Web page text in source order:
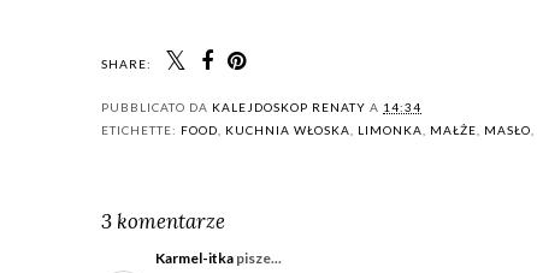
SHARE:
PUBBLICATO DA KALEJDOSKOP RENATY A 14:34
ETICHETTE: FOOD KUCHNIA WŁOSKA LIMONKA MAŁŻE MASŁO
3 komentarze
Karmel-itka pisze...